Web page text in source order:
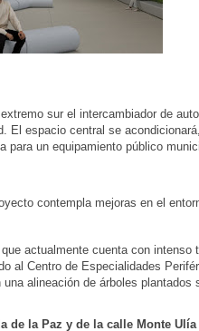
sur el intercambiador de
El espacio central se
un equipamiento público
contempla mejoras en el
, que actualmente cuenta con intenso
al Centro de Especialidades
alineación de árboles plantados
de la Paz y de la calle Monte Ulía